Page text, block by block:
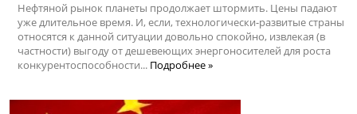
Нефтяной рынок планеты продолжает штормить. Цены падают
уже длительное время. И, если, технологически-развитые страны
относятся к данной ситуации довольно спокойно, извлекая (в
частности) выгоду от дешевеющих энергоносителей для роста
конкурентоспособности... Подробнее »